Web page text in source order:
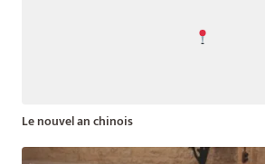
Le nouvel an chinois